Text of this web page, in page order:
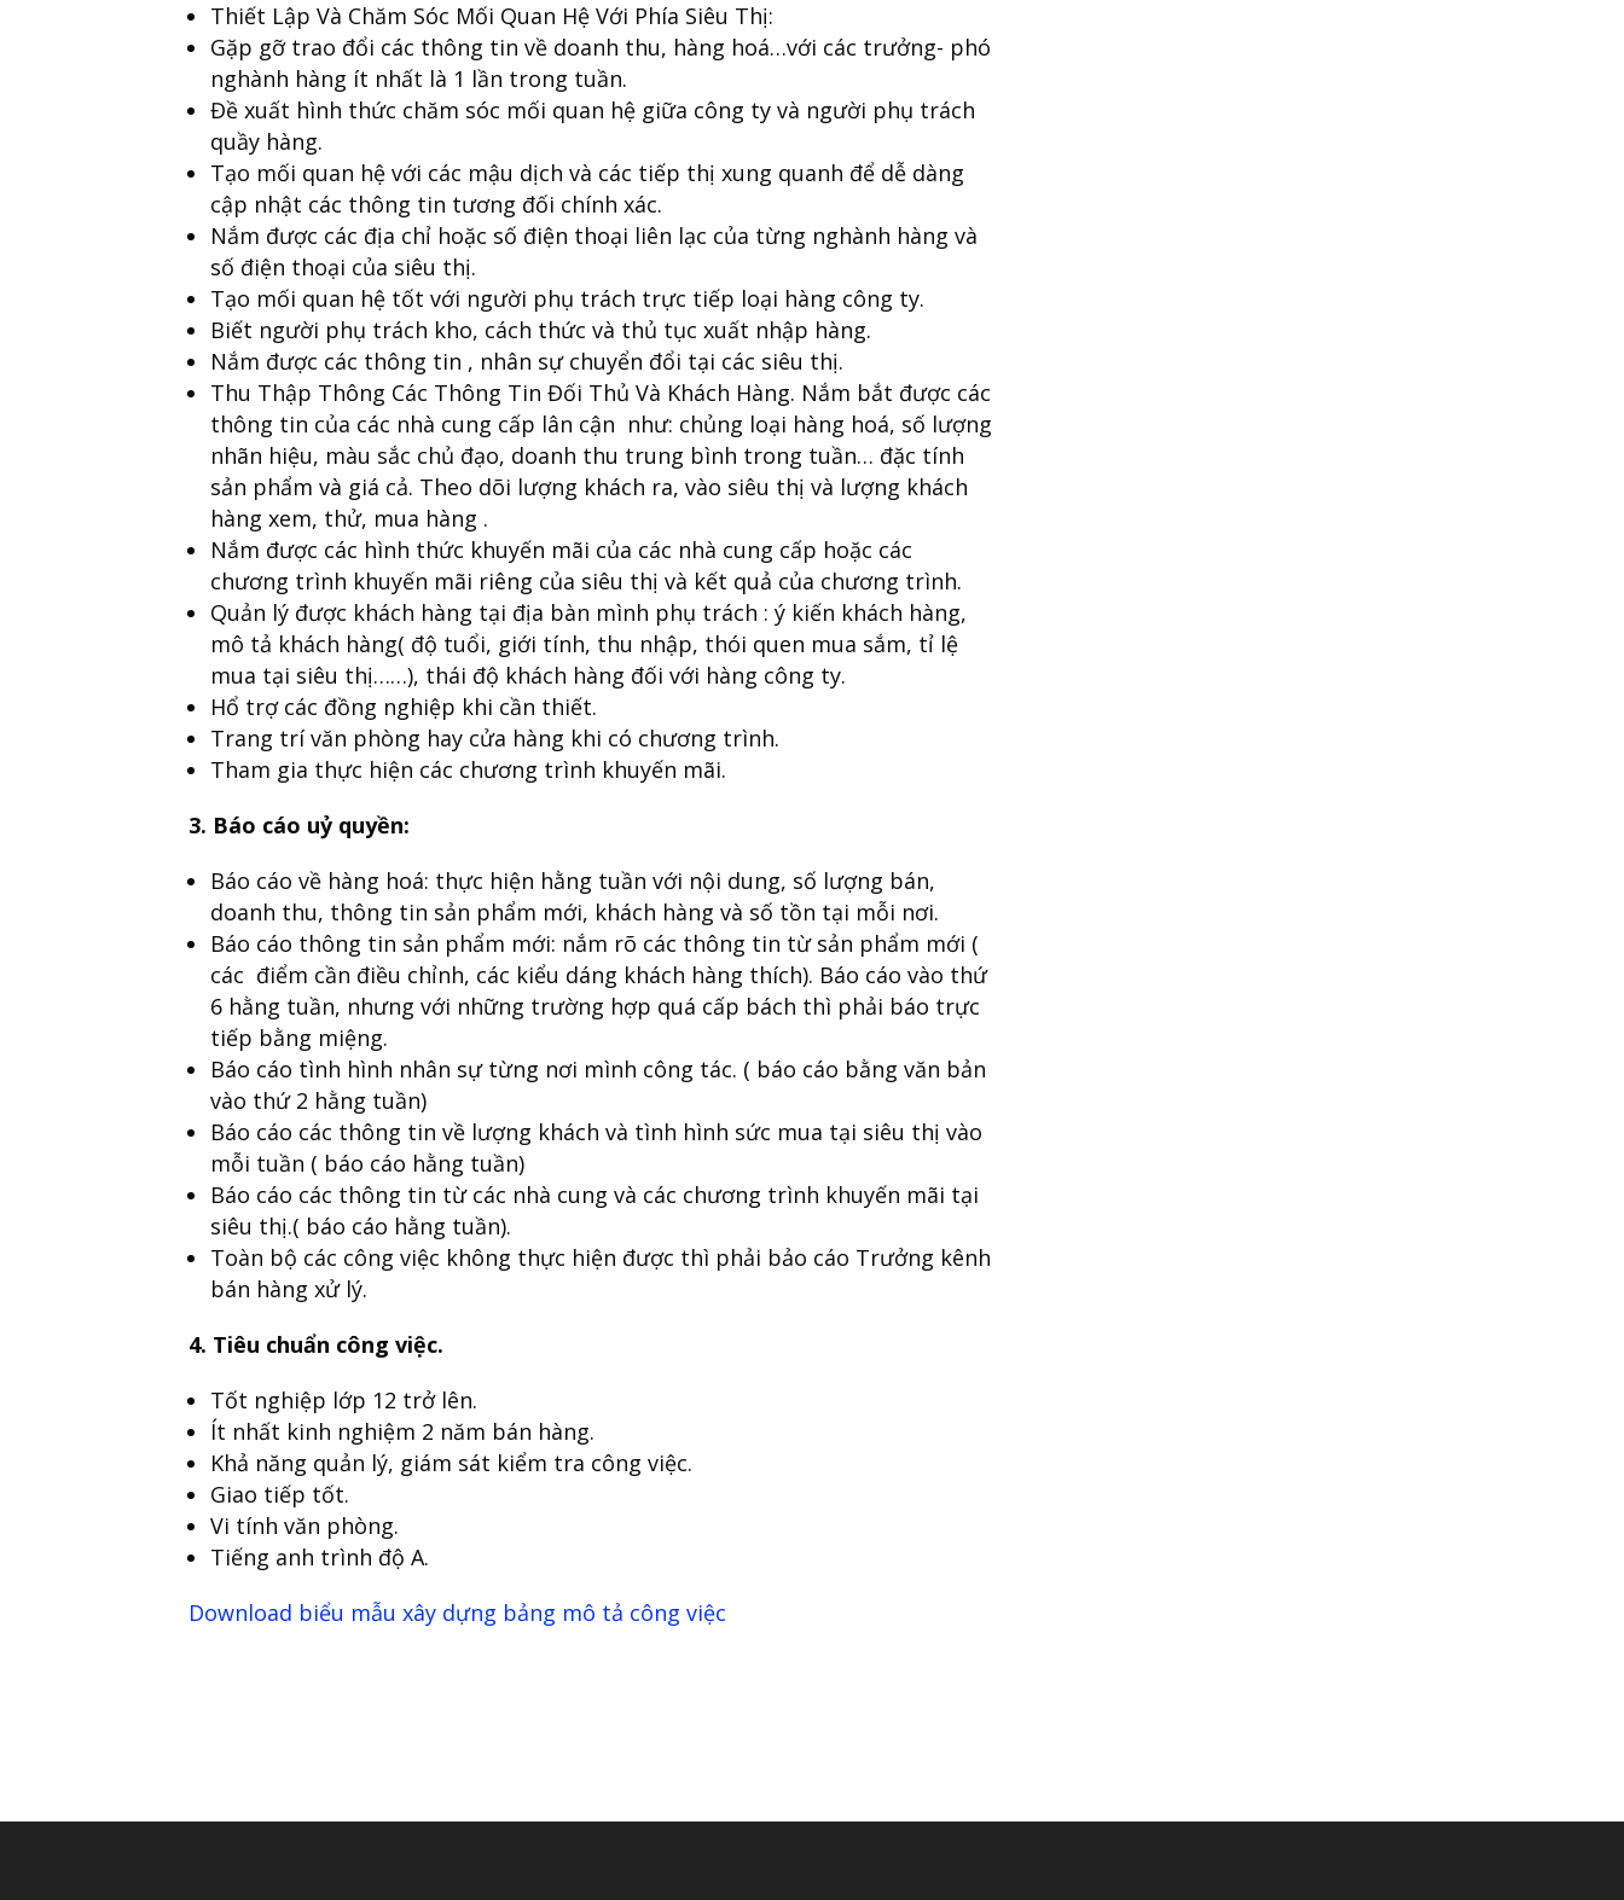
Thiết Lập Và Chăm Sóc Mối Quan Hệ Với Phía Siêu Thị:
Gặp gỡ trao đổi các thông tin về doanh thu, hàng hoá…với các trưởng- phó
nghành hàng ít nhất là 1 lần trong tuần.
Đề xuất hình thức chăm sóc mối quan hệ giữa công ty và người phụ trách
quầy hàng.
Tạo mối quan hệ với các mậu dịch và các tiếp thị xung quanh để dễ dàng
cập nhật các thông tin tương đối chính xác.
Nắm được các địa chỉ hoặc số điện thoại liên lạc của từng nghành hàng và
số điện thoại của siêu thị.
Tạo mối quan hệ tốt với người phụ trách trực tiếp loại hàng công ty.
Biết người phụ trách kho, cách thức và thủ tục xuất nhập hàng.
Nắm được các thông tin , nhân sự chuyển đổi tại các siêu thị.
Thu Thập Thông Các Thông Tin Đối Thủ Và Khách Hàng. Nắm bắt được các
thông tin của các nhà cung cấp lân cận như: chủng loại hàng hoá, số lượng
nhãn hiệu, màu sắc chủ đạo, doanh thu trung bình trong tuần… đặc tính
sản phẩm và giá cả. Theo dõi lượng khách ra, vào siêu thị và lượng khách
hàng xem, thử, mua hàng .
Nắm được các hình thức khuyến mãi của các nhà cung cấp hoặc các
chương trình khuyến mãi riêng của siêu thị và kết quả của chương trình.
Quản lý được khách hàng tại địa bàn mình phụ trách : ý kiến khách hàng,
mô tả khách hàng( độ tuổi, giới tính, thu nhập, thói quen mua sắm, tỉ lệ
mua tại siêu thị……), thái độ khách hàng đối với hàng công ty.
Hổ trợ các đồng nghiệp khi cần thiết.
Trang trí văn phòng hay cửa hàng khi có chương trình.
Tham gia thực hiện các chương trình khuyến mãi.
3. Báo cáo uỷ quyền:
Báo cáo về hàng hoá: thực hiện hằng tuần với nội dung, số lượng bán,
doanh thu, thông tin sản phẩm mới, khách hàng và số tồn tại mỗi nơi.
Báo cáo thông tin sản phẩm mới: nắm rõ các thông tin từ sản phẩm mới (
các điểm cần điều chỉnh, các kiểu dáng khách hàng thích). Báo cáo vào thứ
6 hằng tuần, nhưng với những trường hợp quá cấp bách thì phải báo trực
tiếp bằng miệng.
Báo cáo tình hình nhân sự từng nơi mình công tác. ( báo cáo bằng văn bản
vào thứ 2 hằng tuần)
Báo cáo các thông tin về lượng khách và tình hình sức mua tại siêu thị vào
mỗi tuần ( báo cáo hằng tuần)
Báo cáo các thông tin từ các nhà cung và các chương trình khuyến mãi tại
siêu thị.( báo cáo hằng tuần).
Toàn bộ các công việc không thực hiện được thì phải bảo cáo Trưởng kênh
bán hàng xử lý.
4. Tiêu chuẩn công việc.
Tốt nghiệp lớp 12 trở lên.
Ít nhất kinh nghiệm 2 năm bán hàng.
Khả năng quản lý, giám sát kiểm tra công việc.
Giao tiếp tốt.
Vi tính văn phòng.
Tiếng anh trình độ A.
Download biểu mẫu xây dựng bảng mô tả công việc